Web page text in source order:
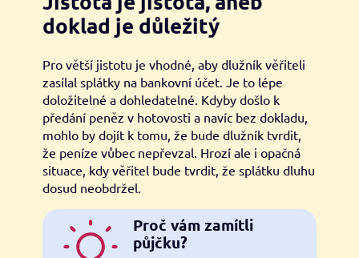
doklad je důležitý
Pro větší jistotu je vhodné, aby dlužník věřiteli
zasílal splátky na bankovní účet. Je to lépe
doložitelné a dohledatelné. Kdyby došlo k
předání peněz v hotovosti a navíc bez dokladu,
mohlo by dojít k tomu, že bude dlužník tvrdit,
že peníze vůbec nepřevzal. Hrozí ale i opačná
situace, kdy věřitel bude tvrdit, že splátku dluhu
dosud neobdržel.
Proč vám zamítli
půjčku?